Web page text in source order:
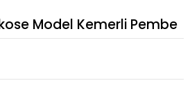
Model Kemerli Pembe